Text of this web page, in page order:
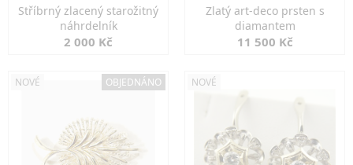
Stříbrný zlacený starožitný
náhrdelník
2 000 Kč
Zlatý art-deco prsten s
diamantem
11 500 Kč
NOVÉ OBJEDNÁNO NOVÉ